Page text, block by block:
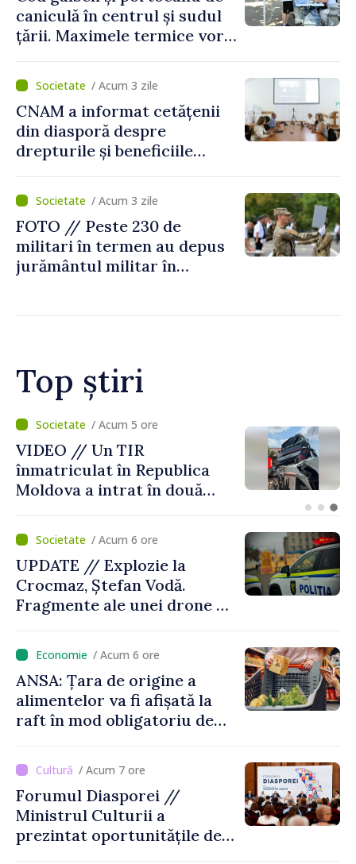
caniculă în centrul și sudul
țării. Maximele termice vor
/ Acum 3 zile
CNAM a informat cetățenii
din diasporă despre
drepturile și beneficiile
/ Acum 3 zile
FOTO // Peste 230 de
militari în termen au depus
jurământul militar în
Top știri
/ Acum 2 ore
Judocanul Vladimir Iacomi a
cucerit bronzul la Cupa
Europei de tineret de la
/ Acum 6 ore
UPDATE // Explozie la
Crocmaz, Ștefan Vodă.
Fragmente ale unei drone de
locului
/ Acum 6 ore
ANSA: Țara de origine a
alimentelor va fi afișată la
raft în mod obligatoriu de
riscă amenzi de zeci de mii
de lei de lei/ Acum 7 ore
Forumul Diasporei //
Ministrul Culturii a
prezintat oportunitățile de